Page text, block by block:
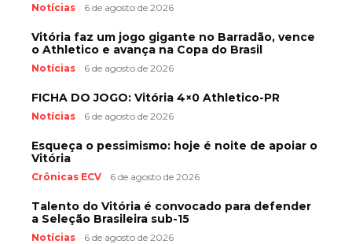
Notícias 6 de agosto de 2026
Vitória faz um jogo gigante no Barradão, vence
o Athletico e avança na Copa do Brasil
Notícias 6 de agosto de 2026
FICHA DO JOGO: Vitória 4×0 Athletico-PR
Notícias 6 de agosto de 2026
Esqueça o pessimismo: hoje é noite de apoiar o
Vitória
Crônicas ECV 6 de agosto de 2026
Talento do Vitória é convocado para defender
a Seleção Brasileira sub-15
Notícias 6 de agosto de 2026